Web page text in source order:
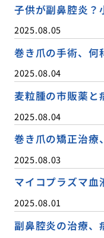
子供が副鼻腔炎？
2025.08.05
巻き爪の手術、何
2025.08.04
麦粒腫の市販薬と
2025.08.04
巻き爪の矯正治療
2025.08.03
マイコプラズマ血
2025.08.01
副鼻腔炎の治療、